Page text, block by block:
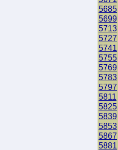
5685
5699
5713
5727
5741
5755
5769
5783
5797
5811
5825
5839
5853
5867
5881